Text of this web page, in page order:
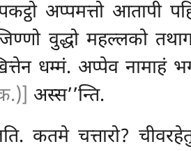
अप्पमत्तो आतापी
वुद्धो महल्लको
धम्मं. अप्पेव नामाहं
अस्स’’न्ति.
कतमे चत्तारो?